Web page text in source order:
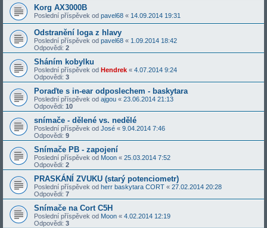
Korg AX3000B
Poslední příspěvek od pavel68 « 14.09.2014 19:31
Odstranění loga z hlavy
Poslední příspěvek od pavel68 « 1.09.2014 18:42
Odpovědi: 2
Sháním kobylku
Poslední příspěvek od Hendrek « 4.07.2014 9:24
Odpovědi: 3
Poraďte s in-ear odposlechem - baskytara
Poslední příspěvek od ajgou « 23.06.2014 21:13
Odpovědi: 10
snímače - dělené vs. nedělé
Poslední příspěvek od José « 9.04.2014 7:46
Odpovědi: 9
Snímače PB - zapojení
Poslední příspěvek od Moon « 25.03.2014 7:52
Odpovědi: 2
PRASKÁNÍ ZVUKU (starý potenciometr)
Poslední příspěvek od herr baskytara CORT « 27.02.2014 20:28
Odpovědi: 7
Snímače na Cort C5H
Poslední příspěvek od Moon « 4.02.2014 12:19
Odpovědi: 3